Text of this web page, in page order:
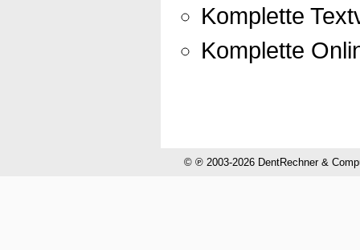
Komplette
Komplette
© ℗ 2003-2026 DentRechner &